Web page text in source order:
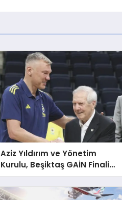
Aziz Yıldırım ve Yönetim
Kurulu, Beşiktaş GAİN Finali
Öncesi Fenerbahçe Beko’yu
Ziyaret Etti